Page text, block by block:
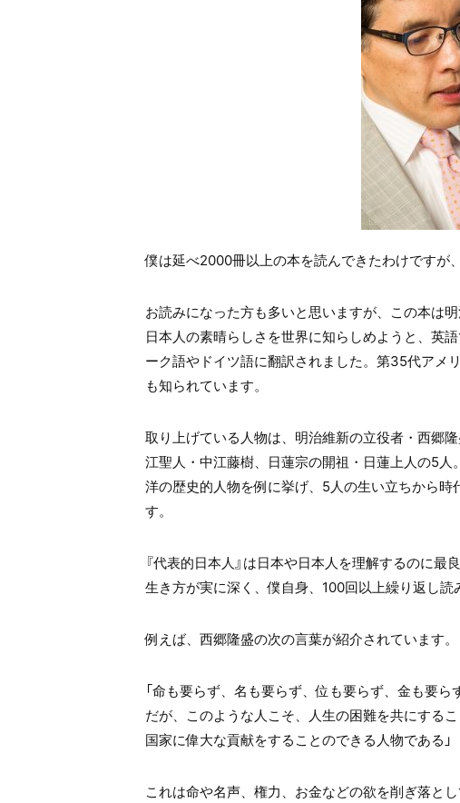
僕は延べ2000冊以上の本を読んできたわけですが
お読みになった方も多いと思いますが、この本は
日本人の素晴らしさを世界に知らしめようと、英
ーク語やドイツ語に翻訳されました。第35代アメ
も知られています。
取り上げている人物は、明治維新の立役者・西郷
江聖人・中江藤樹、日蓮宗の開祖・日蓮上人の5人
洋の歴史的人物を例に挙げ、 5人の生い立ちから
す。
『代表的日本人』は日本や日本人を理解するのに
生き方が実に深く、僕自身、 100回以上繰り返し読
例えば、西郷隆盛の次の言葉が紹介されています。
「命も要らず、名も要らず、位も要らず、金も要
だが、このような人こそ、人生の困難を共にする
国家に偉大な貢献をすることのできる人物である」
これは命や名声、権力、お金などの欲を削ぎ落と